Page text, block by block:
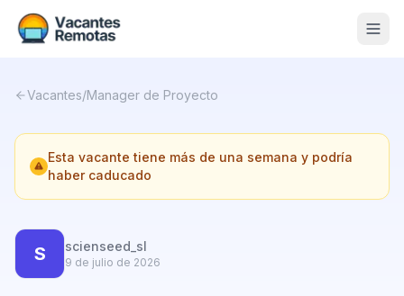
Nosotros
Contacto
Calculadora Freelance
Vacantes/Manager de Proyecto
Esta vacante tiene más de una semana y podría
haber caducado
S scienseed_sl
9 de julio de 2026